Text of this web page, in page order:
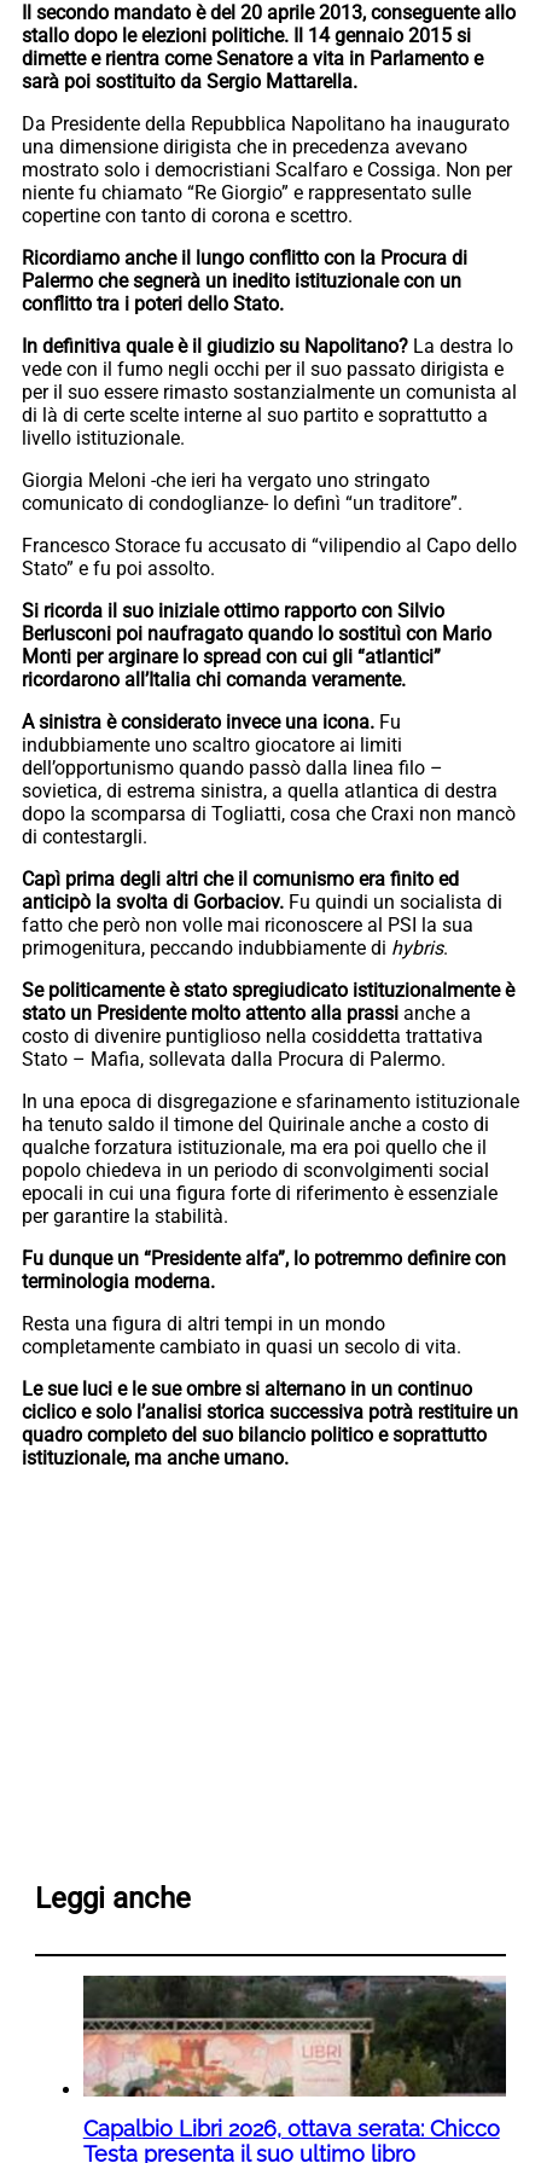
Il secondo mandato è del 20 aprile 2013, conseguente allo
stallo dopo le elezioni politiche. Il 14 gennaio 2015 si
dimette e rientra come Senatore a vita in Parlamento e
sarà poi sostituito da Sergio Mattarella.
Da Presidente della Repubblica Napolitano ha inaugurato
una dimensione dirigista che in precedenza avevano
mostrato solo i democristiani Scalfaro e Cossiga. Non per
niente fu chiamato “Re Giorgio” e rappresentato sulle
copertine con tanto di corona e scettro.
Ricordiamo anche il lungo conflitto con la Procura di
Palermo che segnerà un inedito istituzionale con un
conflitto tra i poteri dello Stato.
In definitiva quale è il giudizio su Napolitano? La destra lo
vede con il fumo negli occhi per il suo passato dirigista e
per il suo essere rimasto sostanzialmente un comunista al
di là di certe scelte interne al suo partito e soprattutto a
livello istituzionale.
Giorgia Meloni -che ieri ha vergato uno stringato
comunicato di condoglianze- lo definì “un traditore”.
Francesco Storace fu accusato di “vilipendio al Capo dello
Stato” e fu poi assolto.
Si ricorda il suo iniziale ottimo rapporto con Silvio
Berlusconi poi naufragato quando lo sostituì con Mario
Monti per arginare lo spread con cui gli “atlantici”
ricordarono all’Italia chi comanda veramente.
A sinistra è considerato invece una icona. Fu
indubbiamente uno scaltro giocatore ai limiti
dell’opportunismo quando passò dalla linea filo –
sovietica, di estrema sinistra, a quella atlantica di destra
dopo la scomparsa di Togliatti, cosa che Craxi non mancò
di contestargli.
Capì prima degli altri che il comunismo era finito ed
anticipò la svolta di Gorbaciov. Fu quindi un socialista di
fatto che però non volle mai riconoscere al PSI la sua
primogenitura, peccando indubbiamente di hybris.
Se politicamente è stato spregiudicato istituzionalmente è
stato un Presidente molto attento alla prassi anche a
costo di divenire puntiglioso nella cosiddetta trattativa
Stato – Mafia, sollevata dalla Procura di Palermo.
In una epoca di disgregazione e sfarinamento istituzionale
ha tenuto saldo il timone del Quirinale anche a costo di
qualche forzatura istituzionale, ma era poi quello che il
popolo chiedeva in un periodo di sconvolgimenti social
epocali in cui una figura forte di riferimento è essenziale
per garantire la stabilità.
Fu dunque un “Presidente alfa”, lo potremmo definire con
terminologia moderna.
Resta una figura di altri tempi in un mondo
completamente cambiato in quasi un secolo di vita.
Le sue luci e le sue ombre si alternano in un continuo
ciclico e solo l’analisi storica successiva potrà restituire un
quadro completo del suo bilancio politico e soprattutto
istituzionale, ma anche umano.
Leggi anche
Capalbio Libri 2026, ottava serata: Chicco
Testa presenta il suo ultimo libro